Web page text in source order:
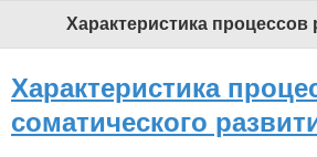
Характеристика
соматического